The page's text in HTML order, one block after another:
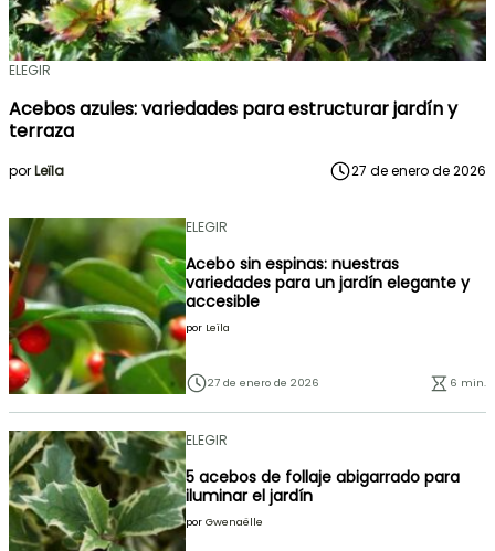
ELEGIR
Acebos azules: variedades para estructurar jardín y
terraza
porLeïla 27 de enero de 2026
ELEGIR
Acebo sin espinas: nuestras
variedades para un jardín elegante y
accesible
por Leïla
27 de enero de 2026 6 min.
ELEGIR
5 acebos de follaje abigarrado para
iluminar el jardín
por Gwenaëlle